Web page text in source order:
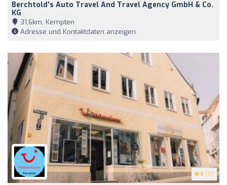
Berchtold's Auto Travel And Travel Agency GmbH & Co.
KG
31,6km, Kempten
Adresse und Kontaktdaten anzeigen
5 (77)